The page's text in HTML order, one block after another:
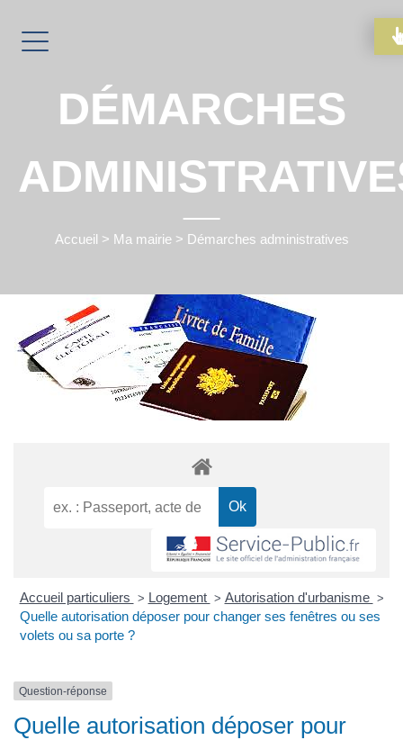
DÉMARCHES
Accueil > Ma mairie> Démarches administratives
Accueil particuliers > Logement > Autorisation d'urbanisme >
Quelle autorisation déposer pour changer ses fenêtres ou ses
volets ou sa porte ?
Question-réponse
Quelle autorisation déposer pour